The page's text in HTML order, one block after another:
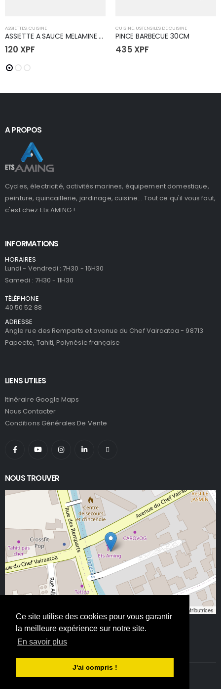
Ce site utilise des cookies pour vous garantir
la meilleure expérience sur notre site.
En savoir plus
J'ai compris !
ASSIETTES, CUISINE
ASSIETTE A SAUCE MELAMINE 80mm
120 XPF
CUISINE, USTENSILES DE CUISINE
PINCE BARBECUE 30CM
435 XPF
A PROPOS
Cycles, électricité, activités marines, équipement domestique,
peinture, quincaillerie, jardinage, cuisine... Tout ce qu'il vous faut,
c'est chez Ets AMING !
INFORMATIONS
HORAIRES
Lundi - Vendredi : 7H30 - 16H30
Samedi : 7H30 - 11H30
TÉLÉPHONE
40 50 52 88
ADRESSE
Angle rue des Remparts et avenue du Chef Vairaatoa - 98713
Papeete, Tahiti, Polynésie française
LIENS UTILES
Itinéraire Google Maps
Nous Contacter
Conditions Générales De Vente
NOUS TROUVER
contributeurs/contributrices
©ETS AMING 2025. Tous droits réservés - All Rights Reserved.